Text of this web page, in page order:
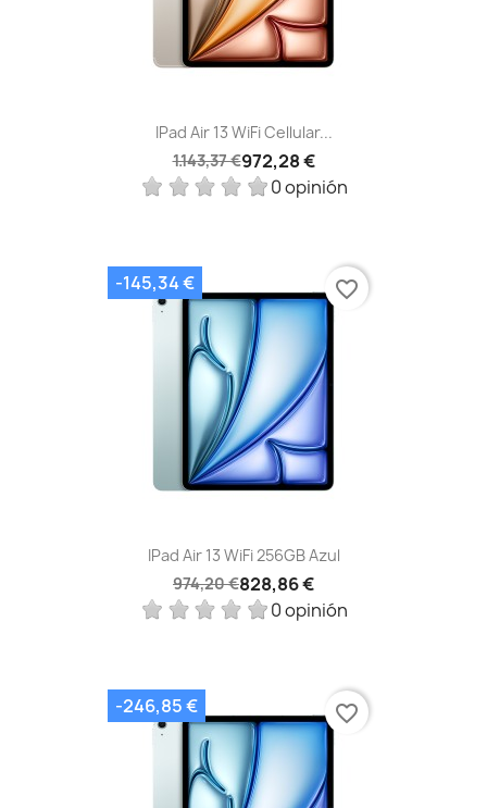
IPad Air 13 WiFi Cellular...
1.143,37 €972,28 €
0 opinión
IPad Air 13 WiFi 256GB Azul
974,20 €828,86 €
0 opinión
-145,34 € favorite_border
-246,85 € favorite_border